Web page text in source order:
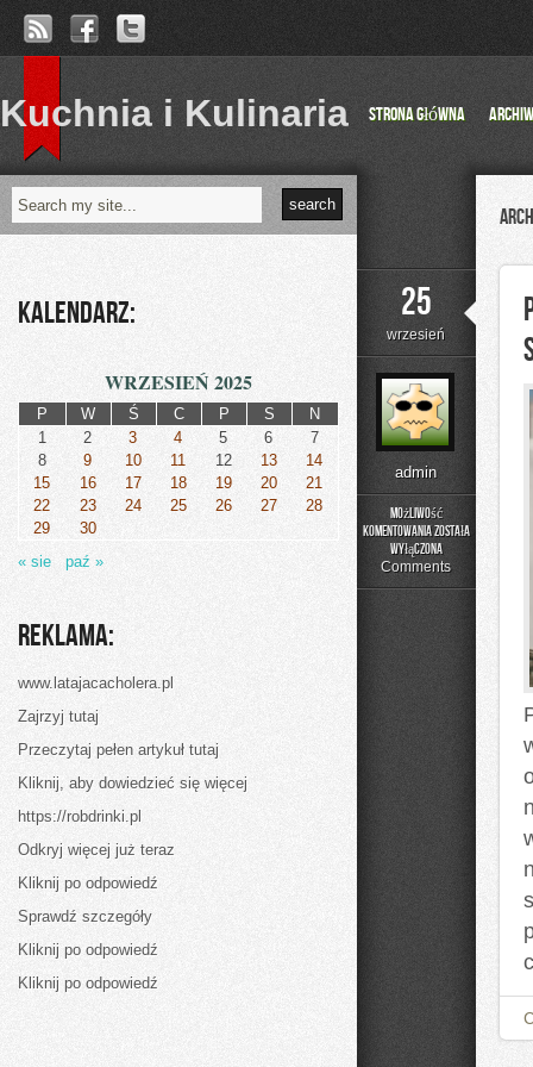
Kuchnia i Kulinaria Strona główna
25
wrzesień
admin
Możliwość
komentowania
najogromniejsza
energia
została
wyłączona
Comments
Kalendarz:
WRZESIEŃ 2025
P W Ś C P S
N
1
2 3 4 5 6
7
8
9 10 11 12 13
14
15
16 17 18 19 20
21
22
23 24 25 26 27
28
29
30
« sie
paź »
Reklama:
www.latajacacholera.pl
Zajrzyj tutaj
Przeczytaj pełen artykuł tutaj
Kliknij, aby dowiedzieć się więcej
https://robdrinki.pl
Odkryj więcej już teraz
Kliknij po odpowiedź
Sprawdź szczegóły
Kliknij po odpowiedź
Kliknij po odpowiedź